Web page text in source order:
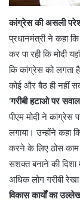
कांग्रेस की असली
प्रधानमंत्री ने कहा
कर पा रही कि मोदी
कि कांग्रेस को लगता है
कोई और बैठ ही नहीं
‘गरीबी हटाओ पर सवाल
पीएम मोदी ने
लगाया। उन्होंने कहा
करने के लिए ठोस
सशक्त बनाने की
अधिक लोग गरीबी
विकास कार्यों का